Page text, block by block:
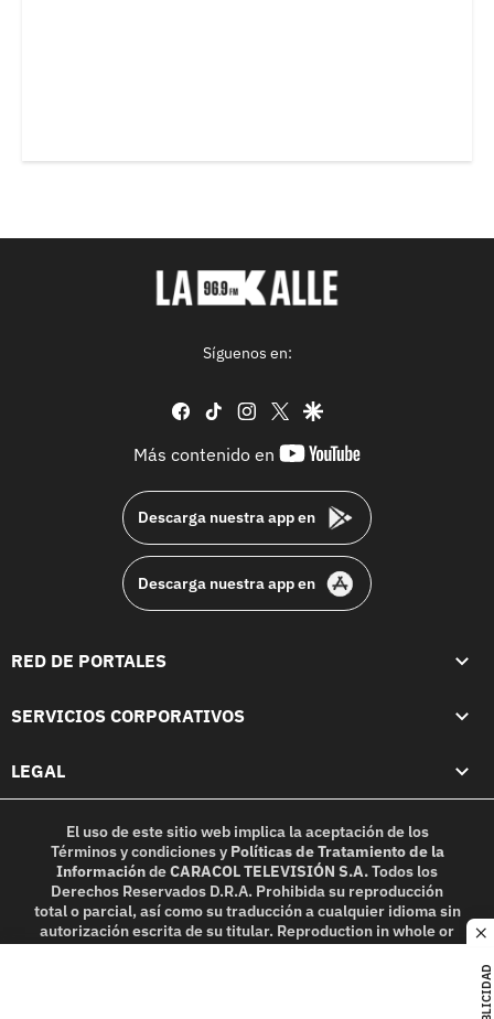
PUBLICIDAD
Síguenos en:
facebook
tiktok instagram
twittergoogle
Más contenido en
youtube-
Descarga nuestra app en
Descarga nuestra app en
RED DE PORTALES
SERVICIOS CORPORATIVOS
LEGAL
El uso de este sitio web implica la aceptación de los
Términos y condicionesy Políticas de Tratamiento de la
InformacióndeCARACOL TELEVISIÓN S.A.Todos los
Derechos Reservados D.R.A. Prohibida su reproducción
total o parcial, así como su traducción a cualquier idioma sin
autorización escrita de su titular. Reproduction in whole or